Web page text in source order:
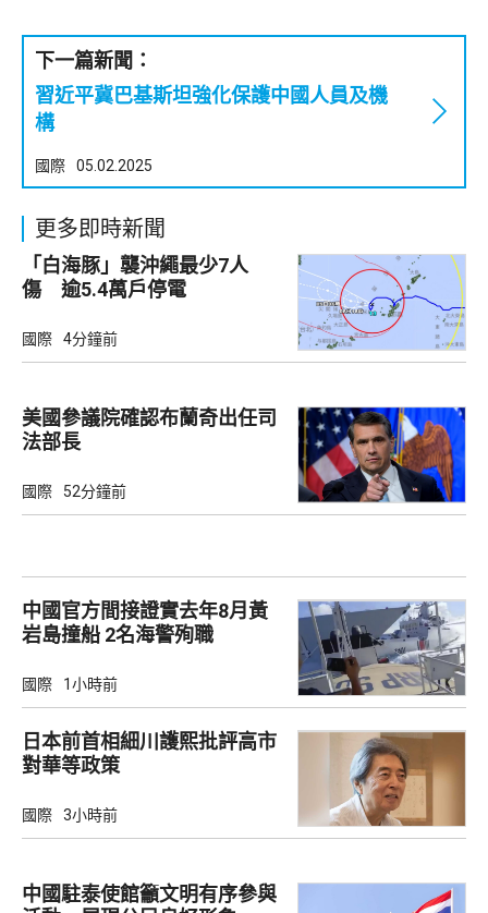
下一篇新聞：
習近平冀巴基斯坦強化保護中國人員及機
構
國際 05.02.2025
更多即時新聞
「白海豚」襲沖繩最少7人
傷 逾5.4萬戶停電
國際 4分鐘前
美國參議院確認布蘭奇出任司
法部長
國際 52分鐘前
中國官方間接證實去年8月黃
岩島撞船 2名海警殉職
國際 1小時前
日本前首相細川護熙批評高市
對華等政策
國際 3小時前
中國駐泰使館籲文明有序參與